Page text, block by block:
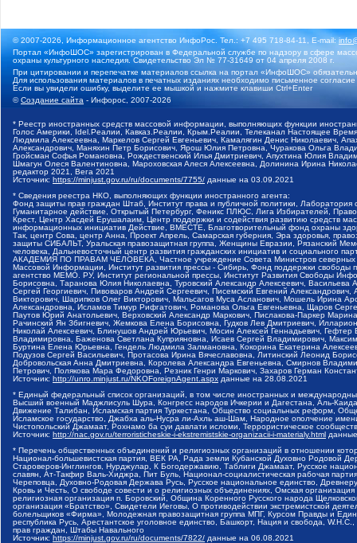
© 2007-2026, Информационное агентство ИнфоРос. Тел.: +7 495 718-84-11, E-mail:
Портал «ИнфоШОС» зарегистрирован в Федеральной службе по надзору в сфере
охраны культурного наследия. Свидетельство Эл № 77-31649 от 04 апреля 2008 г.
При цитировании и перепечатке материалов ссылка на портал «ИнфоШОС»
Для использования материалов в печатных изданиях необходимо письменное
Если вы увидели ошибку, выделите ее мышкой и нажмите клавиши Ctrl+Enter
©Создание сайта - Инфорос, 2007-2026
* Реестр иностранных средств массовой информации, выполняющих функции
Голос Америки, Idel.Реалии, Кавказ.Реалии, Крым.Реалии, Телеканал Настоящее
Людмила Алексеевна, Маркелов Сергей Евгеньевич, Камалягин Денис Николаевич,
Александрович, Маняхин Петр Борисович, Ярош Юлия Петровна, Чуракова Ольга
Гройсман Софья Романовна, Рождественский Илья Дмитриевич, Апухтина Юлия
Шмагун Олеся Валентиновна, Мароховская Алеся Алексеевна, Долинина Ирина
редактор 2021, Вега 2021
Источник: https://minjust.gov.ru/ru/documents/7755/ данные на 03.09.2021
* Сведения реестра НКО, выполняющих функции иностранного агента:
Фонд защиты прав граждан Штаб, Институт права и публичной политики,
Гуманитарное действие, Открытый Петербург, Феникс ПЛЮС, Лига Избирателей,
Крест, Центр Хасдей Ерушалаим, Центр поддержки и содействия развитию средств
информационных инициатив Действие, ВМЕСТЕ, Благотворительный фонд охраны
Так, центр Сова, центр Анна, Проект Апрель, Самарская губерния, Эра здоровья,
защиты СИБАЛЬТ, Уральская правозащитная группа, Женщины Евразии, Рязанский
человека, Дальневосточный центр развития гражданских инициатив и социального
АКАДЕМИЯ ПО ПРАВАМ ЧЕЛОВЕКА, Частное учреждение Совета Министров северных
Массовой Информации, Институт развития прессы - Сибирь, Фонд поддержки
агентство МЕМО. РУ, Институт региональной прессы, Институт Развития Свободы
Борисовна, Таранова Юлия Николаевна, Туровский Александр Алексеевич,
Сергей Георгиевич, Пивоваров Андрей Сергеевич, Писемский Евгений
Викторович, Шарипков Олег Викторович, Мальсагов Муса Асланович, Мошель Ирина
Александровна, Исламов Тимур Рифгатович, Романова Ольга Евгеньевна, Щаров
Паутов Юрий Анатольевич, Верховский Александр Маркович, Пислакова-Паркер
Рачинский Ян Збигневич, Жемкова Елена Борисовна, Гудков Лев Дмитриевич,
Николай Алексеевич, Блинушов Андрей Юрьевич, Мосин Алексей Геннадьевич,
Владимировна, Баженова Светлана Куприяновна, Исаев Сергей Владимирович,
Буртина Елена Юрьевна, Гендель Людмила Залмановна, Кокорина Екатерина
Подузов Сергей Васильевич, Протасова Ирина Вячеславовна, Литинский Леонид
Добровольская Анна Дмитриевна, Королева Александра Евгеньевна, Смирнов
Петрович, Полякова Мара Федоровна, Резник Генри Маркович, Захаров Герман
Источник: http://unro.minjust.ru/NKOForeignAgent.aspx данные на 28.08.2021
* Единый федеральный список организаций, в том числе иностранных и
Высший военный Маджлисуль Шура, Конгресс народов Ичкерии и Дагестана, Аль-
Движение Талибан, Исламская партия Туркестана, Общество социальных реформ,
Исламское государство, Джабха аль-Нусра ли-Ахль аш-Шам, Народное ополчение
Чистопольский Джамаат, Рохнамо ба суи давлати исломи, Террористическое
Источник: http://nac.gov.ru/terroristicheskie-i-ekstremistskie-organizacii-i-materialy.html
* Перечень общественных объединений и религиозных организаций в отношении
Национал-большевистская партия, ВЕК РА, Рада земли Кубанской Духовно Родовой
Староверов-Инглингов, Нурджулар, К Богодержавию, Таблиги Джамаат, Русское
славян, Ат-Такфир Валь-Хиджра, Пит Буль, Национал-социалистическая рабочая
Череповца, Духовно-Родовая Держава Русь, Русское национальное единство,
Кровь и Честь, О свободе совести и о религиозных объединениях, Омская
религиозная организация п. Боровский, Община Коренного Русского народа
организация «Братство», Свидетели Иеговы, О противодействии экстремистской
болельщиков «Фирма», Молодежная правозащитная группа МПГ, Курсом Правды и
республика Русь, Арестантское уголовное единство, Башкорт, Нация и свобода,
прав граждан, Штабы Навального
Источник: https://minjust.gov.ru/ru/documents/7822/ данные на 06.08.2021